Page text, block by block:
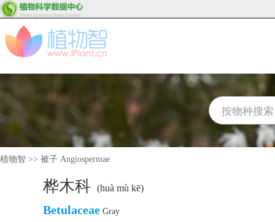
植物智 >> 被子 Angiospermae
桦木科 (huà mù kē)
Betulaceae Gray